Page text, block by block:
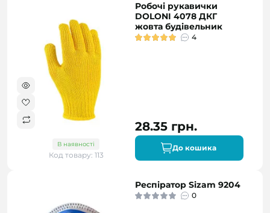
В наявності
Код товару: 113
Робочі рукавички
DOLONI 4078 ДКГ
жовта будівельник
4
28.35 грн.
До кошика
Респіратор Sizam 9204
0